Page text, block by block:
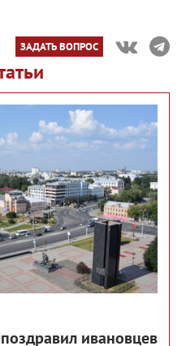
ЗАДАТЬ ВОПРОС
ивановцев